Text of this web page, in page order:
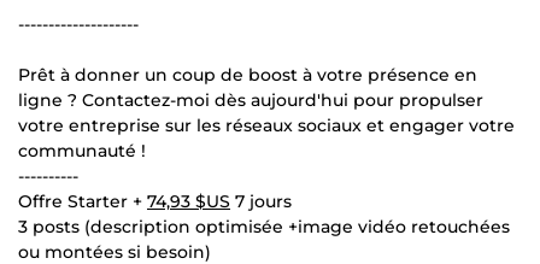
--------------------
Prêt à donner un coup de boost à votre présence en
ligne ? Contactez-moi dès aujourd'hui pour propulser
votre entreprise sur les réseaux sociaux et engager votre
communauté !
----------
Offre Starter + 74,93 $US 7 jours
3 posts (description optimisée +image vidéo retouchées
ou montées si besoin)